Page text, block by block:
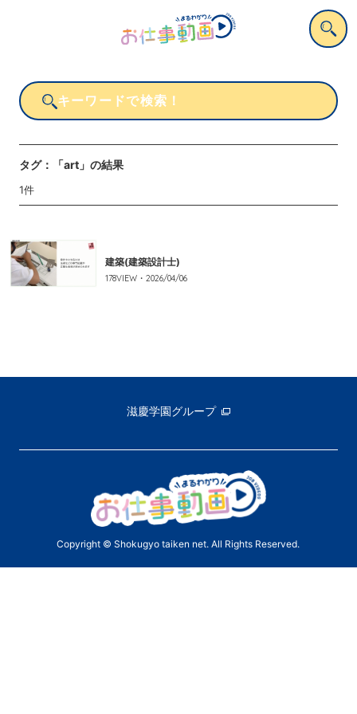
タグ： 「art」 の結果
1件
建築(建築設計士)
178VIEW・ 2026/04/06
滋慶学園グループ
Copyright © Shokugyo taiken net. All Rights Reserved.